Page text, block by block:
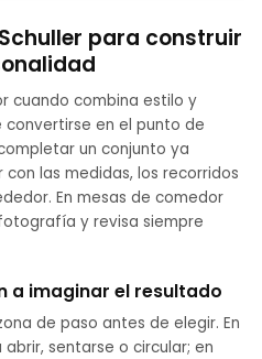
para construir
cuando combina estilo y
convertirse en el punto de
un conjunto ya
las medidas, los recorridos
En mesas de comedor
y revisa siempre
a imaginar el resultado
de paso antes de elegir. En
sentarse o circular; en